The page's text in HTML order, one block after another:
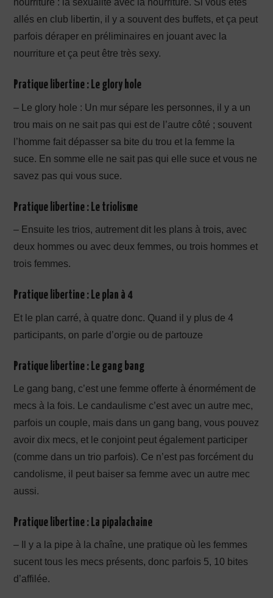
nourriture : la sexualité avec la nourriture. Si vous êtes
allés en club libertin, il y a souvent des buffets, et ça peut
parfois déraper en préliminaires en jouant avec la
nourriture et ça peut être très sexy.
Pratique libertine : Le glory hole
– Le glory hole : Un mur sépare les personnes, il y a un
trou mais on ne sait pas qui est de l’autre côté ; souvent
l’homme fait dépasser sa bite du trou et la femme la
suce. En somme elle ne sait pas qui elle suce et vous ne
savez pas qui vous suce.
Pratique libertine : Le triolisme
– Ensuite les trios, autrement dit les plans à trois, avec
deux hommes ou avec deux femmes, ou trois hommes et
trois femmes.
Pratique libertine : Le plan à 4
Et le plan carré, à quatre donc. Quand il y plus de 4
participants, on parle d’orgie ou de partouze
Pratique libertine : Le gang bang
Le gang bang, c’est une femme offerte à énormément de
mecs à la fois. Le candaulisme c’est avec un autre mec,
parfois un couple, mais dans un gang bang, vous pouvez
avoir dix mecs, et le conjoint peut également participer
(comme dans un trio parfois). Ce n’est pas forcément du
candolisme, il peut baiser sa femme avec un autre mec
aussi.
Pratique libertine : La pipalachaine
– Il y a la pipe à la chaîne, une pratique où les femmes
sucent tous les mecs présents, donc parfois 5, 10 bites
d’affilée.